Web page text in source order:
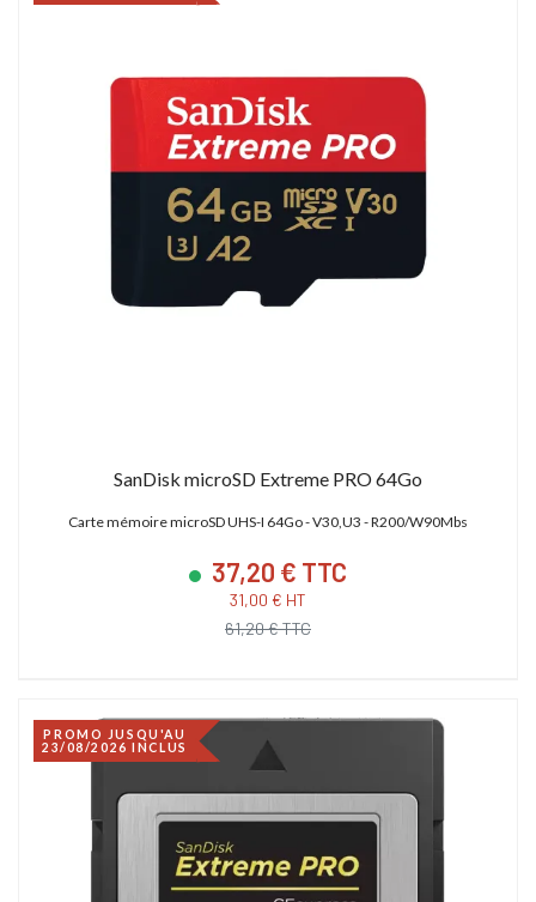
SanDisk microSD Extreme PRO 64Go
Carte mémoire microSD UHS-I 64Go - V30,U3 - R200/W90Mbs
37,20 € TTC
31,00 € HT
61,20 € TTC
PROMO JUSQU'AU
23/08/2026 INCLUS